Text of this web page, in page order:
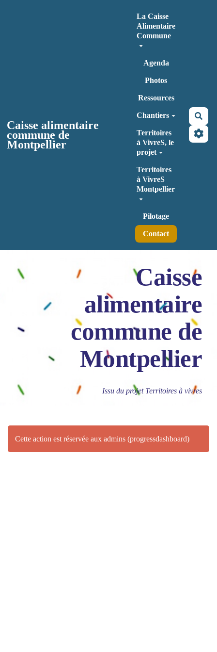
Caisse alimentaire
commune de
Montpellier
La Caisse
Alimentaire
Commune
Agenda
Photos
Ressources
Chantiers
Territoires
à VivreS, le
projet
Territoires
à VivreS
Montpellier
Pilotage
Contact
Caisse
alimentaire
commune de
Montpellier
Issu du projet Territoires à vivres
Cette action est réservée aux admins (progressdashboard)